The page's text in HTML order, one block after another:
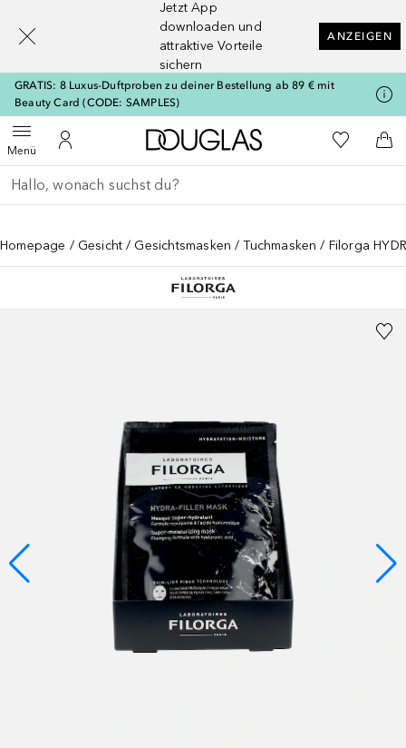
Jetzt App
downloaden und
attraktive Vorteile
sichern
ANZEIGEN
GRATIS: 8 Luxus-Duftproben zu deiner Bestellung ab 89 € mit
Beauty Card (CODE: SAMPLES)
MenüMenü öffnenZu Meinem Kundenkonto
Zur Douglas Startseite
Zu Meiner
Gehe zurück
Suche ausführen
Homepage Gesicht Gesichtsmasken Tuchmasken Filorga
[navigation.slideout.screenreader]